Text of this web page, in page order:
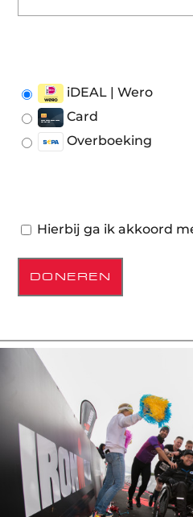
iDEAL | Wero
Card
Overboeking
Hierbij ga ik akkoord